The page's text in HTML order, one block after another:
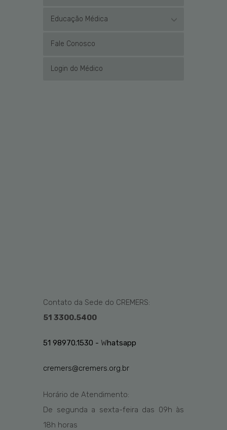
Educação Médica
Fale Conosco
Login do Médico
Contato da Sede do CREMERS:
51 3300.5400
51 98970.1530 - Whatsapp
cremers@cremers.org.br
Horário de Atendimento:
De segunda a sexta-feira das 09h às
18h horas